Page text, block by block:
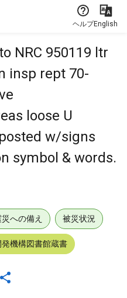
ヘルプEnglish
NRC 950119 ltr
insp rept 70-
loose U
w/signs
symbol & words.
災への備え 被災状況
機構図書館蔵書